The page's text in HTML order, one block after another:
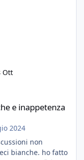
Ott
e inappetenza
2024
non
bianche. ho fatto